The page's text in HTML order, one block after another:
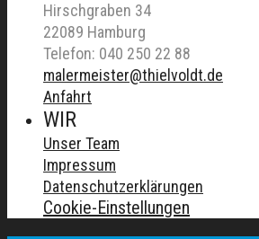
Hirschgraben 34
22089 Hamburg
Telefon: 040 250 22 88
malermeister@thielvoldt.de
Anfahrt
WIR
Unser Team
Impressum
Datenschutzerklärungen
Cookie-Einstellungen